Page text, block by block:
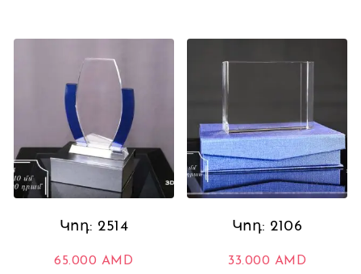
Կոդ: 2514
65.000 AMD
Կոդ: 2106
33.000 AMD